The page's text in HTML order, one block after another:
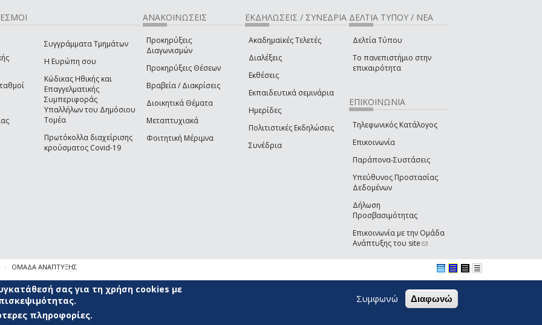
Συγγράμματα Τμημάτων
Η Ευρώπη σου
Κώδικας Ηθικής και
Επαγγελματικής
Συμπεριφοράς
Υπαλλήλων του Δημόσιου
Τομέα
Πρωτόκολλα διαχείρισης
κρούσματος Covid-19
ΑΝΑΚΟΙΝΩΣΕΙΣ
Προκηρύξεις
Διαγωνισμών
Προκηρύξεις Θέσεων
Βραβεία / Διακρίσεις
Διοικητικά Θέματα
Μεταπτυχιακά
Φοιτητική Μέριμνα
ΕΚΔΗΛΩΣΕΙΣ / ΣΥΝΕΔΡΙΑ
Ακαδημαϊκές Τελετές
Διαλέξεις
Εκθέσεις
Εκπαιδευτικά σεμινάρια
Ημερίδες
Πολιτιστικές Εκδηλώσεις
Συνέδρια
ΔΕΛΤΙΑ ΤΥΠΟΥ / ΝΕΑ
Δελτία Τύπου
Το πανεπιστήμιο στην
επικαιρότητα
ΕΠΙΚΟΙΝΩΝΙΑ
Τηλεφωνικός Κατάλογος
Επικοινωνία
Παράπονα-Συστάσεις
Υπεύθυνος Προστασίας
Δεδομένων
Δήλωση
Προσβασιμότητας
Επικοινωνία με την Ομάδα
Ανάπτυξης του site(link sends e-mail)
ΟΜΑΔΑ ΑΝΑΠΤΥΞΗΣ
σας για τη χρήση cookies με
πληροφορίες.
Συμφωνώ Διαφωνώ